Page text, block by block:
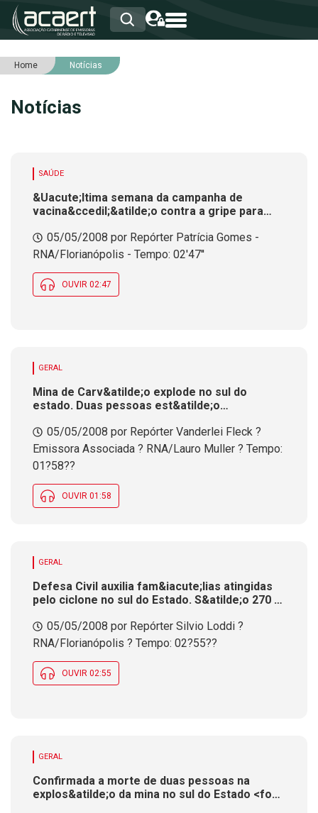
HOME
ASSOCIADOS
SERVIÇOS
Home Notícias
Notícias
SAÚDE
&Uacute;ltima semana da campanha de
vacina&ccedil;&atilde;o contra a gripe para
05/05/2008 por Repórter Patrícia Gomes -
RNA/Florianópolis - Tempo: 02'47''
OUVIR 02:47
GERAL
Mina de Carv&atilde;o explode no sul do
estado. Duas pessoas est&atilde;o
05/05/2008 por Repórter Vanderlei Fleck ?
Emissora Associada ? RNA/Lauro Muller ? Tempo:
01?58??
OUVIR 01:58
GERAL
Defesa Civil auxilia fam&iacute;lias atingidas
pelo ciclone no sul do Estado. S&atilde;o 270 e
outras localidades. BR 101 continua interditada
05/05/2008 por Repórter Silvio Loddi ?
RNA/Florianópolis ? Tempo: 02?55??
OUVIR 02:55
GERAL
Confirmada a morte de duas pessoas na
explos&atilde;o da mina no sul do Estado <font